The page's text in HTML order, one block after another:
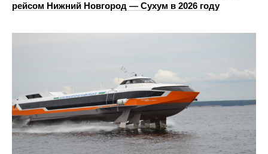
рейсом Нижний Новгород — Сухум в 2026 году